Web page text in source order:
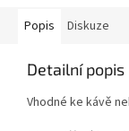
Popis Diskuze
Detailní
Vhodné ke kávě